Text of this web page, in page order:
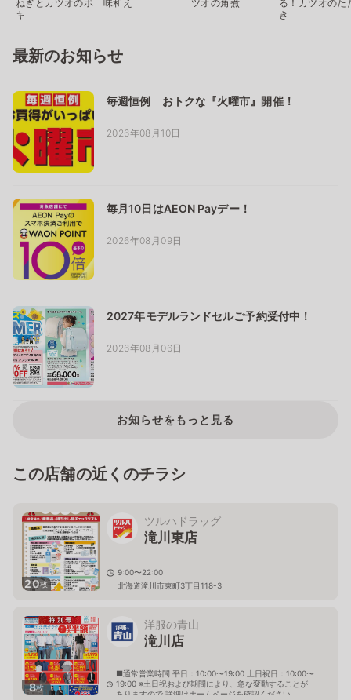
ねぎとカツオのポ
キ
味和え ツオの角煮
る！カツオのた
き
最新のお知らせ
毎週恒例 おトクな『火曜市』開催！
2026年08月10日
毎月10日はAEON Payデー！
2026年08月09日
2027年モデルランドセルご予約受付中！
2026年08月06日
お知らせをもっと見る
この店舗の近くのチラシ
20枚
ツルハドラッグ
滝川東店
9:00〜22:00
北海道滝川市東町3丁目118-3
8枚
洋服の青山
滝川店
■通常営業時間 平日：10:00〜19:00 土日祝日：10:00〜
19:00 ※土日祝および期間により、急な変動することが
ありますので 詳細はホームページを確認ください